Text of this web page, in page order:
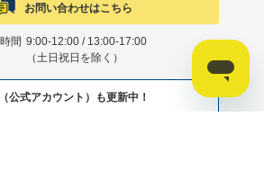
お問い合わせはこちら
間 9:00-12:00 / 13:00-17:00
（土日祝日を除く）
公式アカウント）も更新中！